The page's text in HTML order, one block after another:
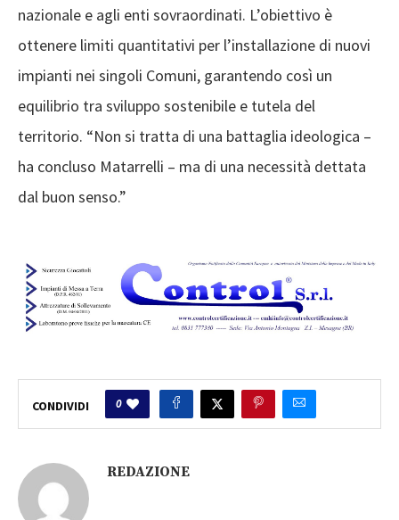
nazionale e agli enti sovraordinati. L’obiettivo è
ottenere limiti quantitativi per l’installazione di nuovi
impianti nei singoli Comuni, garantendo così un
equilibrio tra sviluppo sostenibile e tutela del
territorio. “Non si tratta di una battaglia ideologica –
ha concluso Matarrelli – ma di una necessità dettata
dal buon senso.”
CONDIVIDI 0
REDAZIONE